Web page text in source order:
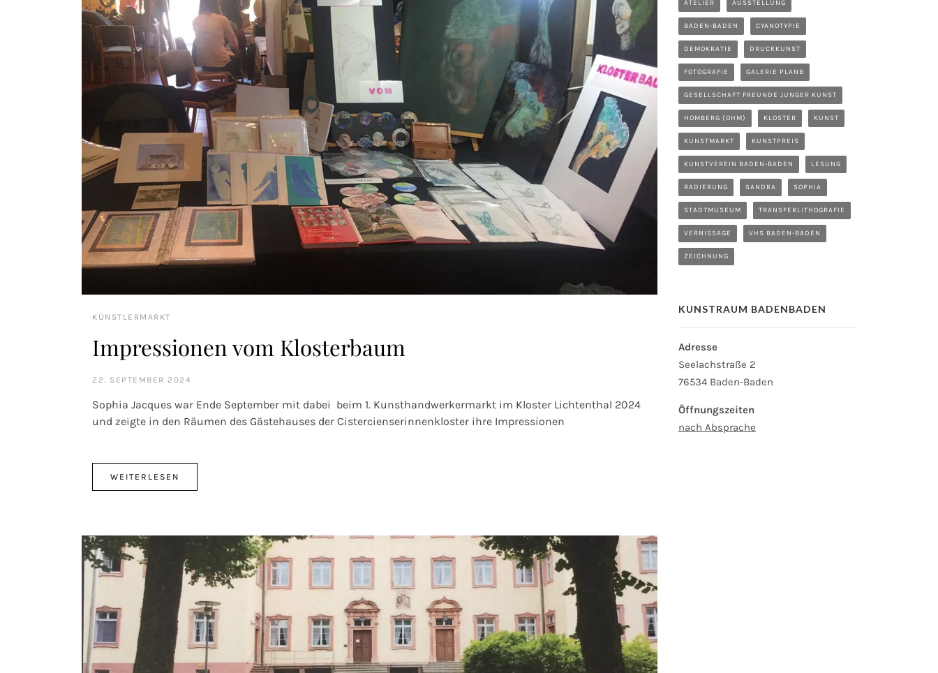
KÜNSTLERMARKT
Impressionen vom Klosterbaum
22. SEPTEMBER 2024
Sophia Jacques war Ende September mit dabei beim 1. Kunsthandwerkermarkt im Kloster Lichtenthal 2024
und zeigte in den Räumen des Gästehauses der Cistercienserinnenkloster ihre Impressionen
WEITERLESEN
ATELIER AUSSTELLUNG
BADEN-BADEN CYANOTYPIE
DEMOKRATIE DRUCKKUNST
FOTOGRAFIE GALERIE PLANB
GESELLSCHAFT FREUNDE JUNGER KUNST
HOMBERG (OHM) KLOSTER KUNST
KUNSTMARKT KUNSTPREIS
KUNSTVEREIN BADEN-BADEN LESUNG
RADIERUNG SANDRA SOPHIA
STADTMUSEUM TRANSFERLITHOGRAFIE
VERNISSAGE VHS BADEN-BADEN
ZEICHNUNG
KUNSTRAUM BADENBADEN
Adresse
Seelachstraße 2
76534 Baden-Baden
Öffnungszeiten
nach Absprache